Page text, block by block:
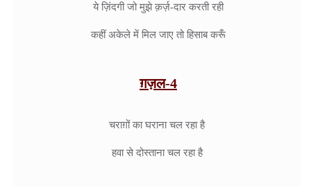
ये ज़िंदगी जो मुझे क़र्ज़-दार करती रही
कहीं अकेले में मिल जाए तो हिसाब करूँ
ग़ज़ल-4
चराग़ों का घराना चल रहा है
हवा से दोस्ताना चल रहा है